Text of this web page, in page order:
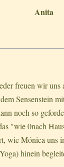
Anita
freuen wir uns
Sensenstein
noch so
"wie 0nach
wie Mónica uns
hinein